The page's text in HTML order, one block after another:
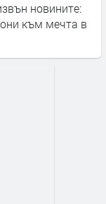
новините:
към мечта в